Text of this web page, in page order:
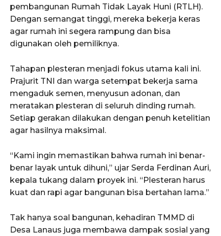
pembangunan Rumah Tidak Layak Huni (RTLH).
Dengan semangat tinggi, mereka bekerja keras
agar rumah ini segera rampung dan bisa
digunakan oleh pemiliknya.
Tahapan plesteran menjadi fokus utama kali ini.
Prajurit TNI dan warga setempat bekerja sama
mengaduk semen, menyusun adonan, dan
meratakan plesteran di seluruh dinding rumah.
Setiap gerakan dilakukan dengan penuh ketelitian
agar hasilnya maksimal.
“Kami ingin memastikan bahwa rumah ini benar-
benar layak untuk dihuni,” ujar Serda Ferdinan Auri,
kepala tukang dalam proyek ini. “Plesteran harus
kuat dan rapi agar bangunan bisa bertahan lama.”
Tak hanya soal bangunan, kehadiran TMMD di
Desa Lanaus juga membawa dampak sosial yang